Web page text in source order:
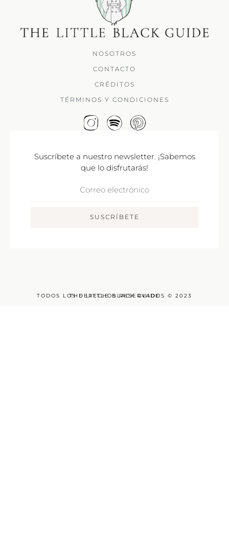
NOSOTROS
CONTACTO
CRÉDITOS
TÉRMINOS Y CONDICIONES
Suscríbete a nuestro newsletter. ¡Sabemos
que lo disfrutarás!
SUSCRÍBETE
TODOS LOS DERECHOS RESERVADOS © 2023
THE LITTLE BLACK GUIDE